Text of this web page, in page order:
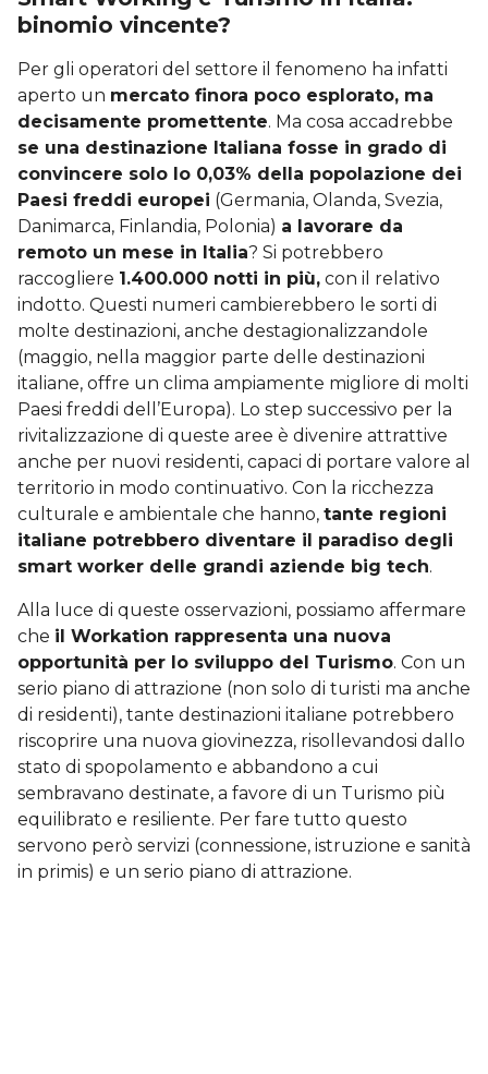
binomio vincente?
Per gli operatori del settore il fenomeno ha infatti
aperto un mercato finora poco esplorato, ma
decisamente promettente. Ma cosa accadrebbe
se una destinazione Italiana fosse in grado di
convincere solo lo 0,03% della popolazione dei
Paesi freddi europei (Germania, Olanda, Svezia,
Danimarca, Finlandia, Polonia) a lavorare da
remoto un mese in Italia? Si potrebbero
raccogliere 1.400.000 notti in più, con il relativo
indotto. Questi numeri cambierebbero le sorti di
molte destinazioni, anche destagionalizzandole
(maggio, nella maggior parte delle destinazioni
italiane, offre un clima ampiamente migliore di molti
Paesi freddi dell’Europa). Lo step successivo per la
rivitalizzazione di queste aree è divenire attrattive
anche per nuovi residenti, capaci di portare valore al
territorio in modo continuativo. Con la ricchezza
culturale e ambientale che hanno, tante regioni
italiane potrebbero diventare il paradiso degli
smart worker delle grandi aziende big tech.
Alla luce di queste osservazioni, possiamo affermare
che il Workation rappresenta una nuova
opportunità per lo sviluppo del Turismo. Con un
serio piano di attrazione (non solo di turisti ma anche
di residenti), tante destinazioni italiane potrebbero
riscoprire una nuova giovinezza, risollevandosi dallo
stato di spopolamento e abbandono a cui
sembravano destinate, a favore di un Turismo più
equilibrato e resiliente. Per fare tutto questo
servono però servizi (connessione, istruzione e sanità
in primis) e un serio piano di attrazione.